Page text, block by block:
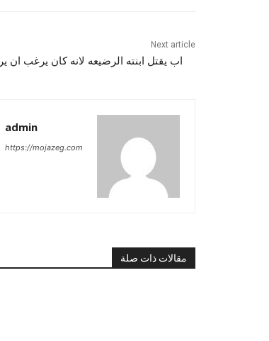
Next article
اب يقتل ابنته الرضيعه لانه كان يرغب ان
admin
https://mojazeg.com
مقالات ذات صلة